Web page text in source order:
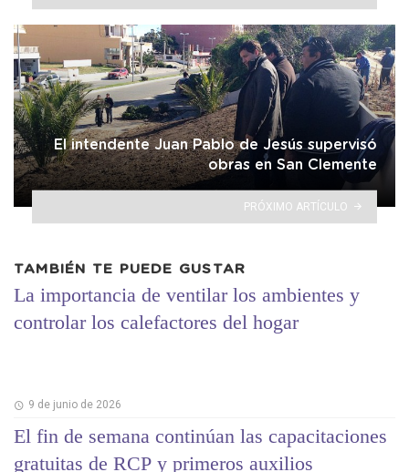
El intendente Juan Pablo de Jesús supervisó
obras en San Clemente
PRÓXIMO ARTÍCULO
TAMBIÉN TE PUEDE GUSTAR
La importancia de ventilar los ambientes y
controlar los calefactores del hogar
9 de junio de 2026
El fin de semana continúan las capacitaciones
gratuitas de RCP y primeros auxilios